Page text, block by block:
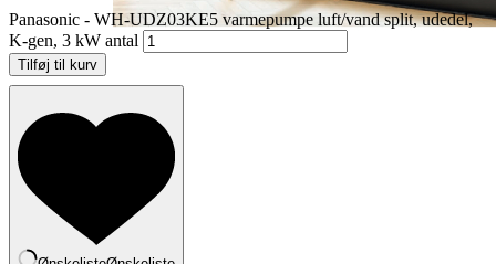
Panasonic - WH-UDZ03KE5 varmepumpe luft/vand split, udedel,
K-gen, 3 kW antal
Tilføj til kurv